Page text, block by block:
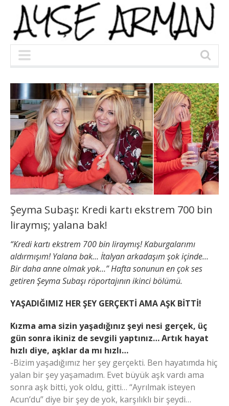
Şeyma Subaşı: Kredi kartı ekstrem 700 bin
liraymış; yalana bak!
“Kredi kartı ekstrem 700 bin liraymış! Kaburgalarımı
aldırmışım! Yalana bak… İtalyan arkadaşım şok içinde…
Bir daha anne olmak yok…” Hafta sonunun en çok ses
getiren Şeyma Subaşı röportajının ikinci bölümü.
YAŞADIĞIMIZ HER ŞEY GERÇEKTİ AMA AŞK BİTTİ!
Kızma ama sizin yaşadığınız şeyi nesi gerçek, üç
gün sonra ikiniz de sevgili yaptınız… Artık hayat
hızlı diye, aşklar da mı hızlı…
-Bizim yaşadığımız her şey gerçekti. Ben hayatımda hiç
yalan bir şey yaşamadım. Evet büyük aşk vardı ama
sonra aşk bitti, yok oldu, gitti… “Ayrılmak isteyen
Acun’du” diye bir şey de yok, karşılıklı bir şeydi…